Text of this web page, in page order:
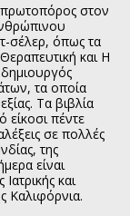
στον
σέλερ, όπως τα
και Η
τα οποία
Τα βιβλία
είκοσι πέντε
σε πολλές
της
είναι
και
Καλιφόρνια.